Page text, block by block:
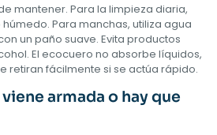
mantener. Para la limpieza diaria,
Para manchas, utiliza agua
un paño suave. Evita productos
El ecocuero no absorbe líquidos,
retiran fácilmente si se actúa rápido.
armada o hay que